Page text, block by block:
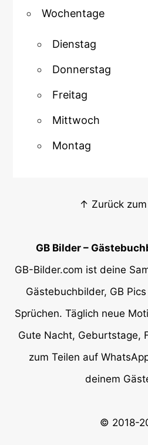
Wochentage
Dienstag
Donnerstag
Freitag
Mittwoch
Montag
↑ Zurück
GB Bilder –
GB-Bilder.com ist deine
Gästebuchbilder, GB
Sprüchen. Täglich neue
Gute Nacht, Geburtstage,
zum Teilen auf
deinem
© 2018-